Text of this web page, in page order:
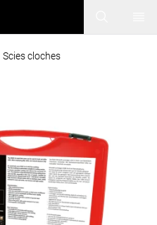
Scies cloches